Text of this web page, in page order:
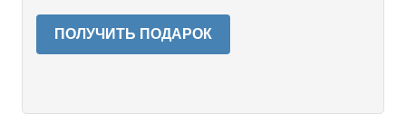
ПОЛУЧИТЬ ПОДАРОК